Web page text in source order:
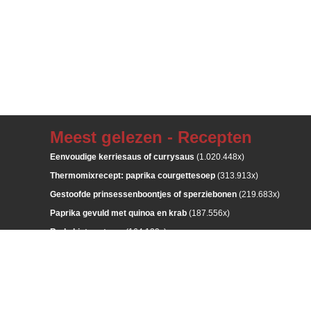
Meest gelezen - Recepten
Eenvoudige kerriesaus of currysaus (1.020.448x)
Thermomixrecept: paprika courgettesoep (313.913x)
Gestoofde prinsessenboontjes of sperziebonen (219.683x)
Paprika gevuld met quinoa en krab (187.556x)
Rode biet zoetzuur(164.129x)